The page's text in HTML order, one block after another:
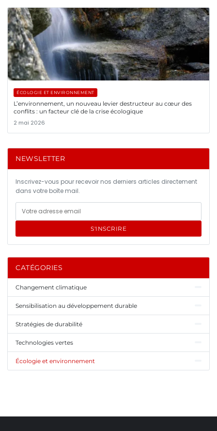
ÉCOLOGIE ET ENVIRONNEMENT
L’environnement, un nouveau levier destructeur au cœur des
conflits : un facteur clé de la crise écologique
2 mai 2026
NEWSLETTER
Inscrivez-vous pour recevoir nos derniers articles directement
dans votre boîte mail.
S'INSCRIRE
CATÉGORIES
Changement climatique
Sensibilisation au développement durable
Stratégies de durabilité
Technologies vertes
Écologie et environnement